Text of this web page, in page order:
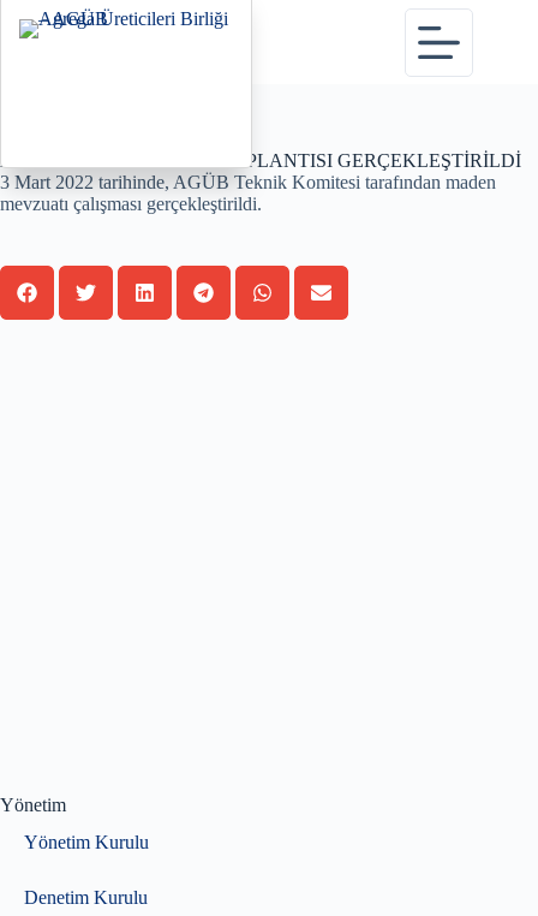
AGÜB TEKNİK KOMİTE TOPLANTISI GERÇEKLEŞTİRİLDİ
3 Mart 2022 tarihinde, AGÜB Teknik Komitesi tarafından maden
mevzuatı çalışması gerçekleştirildi.
Yönetim
Yönetim Kurulu
Denetim Kurulu